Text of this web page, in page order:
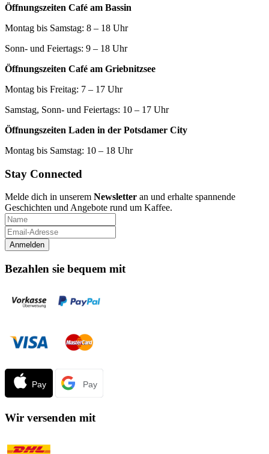
Öffnungszeiten Café am Bassin
Montag bis Samstag: 8 – 18 Uhr
Sonn- und Feiertags: 9 – 18 Uhr
Öffnungszeiten Café am Griebnitzsee
Montag bis Freitag: 7 – 17 Uhr
Samstag, Sonn- und Feiertags: 10 – 17 Uhr
Öffnungszeiten Laden in der Potsdamer City
Montag bis Samstag: 10 – 18 Uhr
Stay Connected
Melde dich in unserem Newsletter an und erhalte spannende
Geschichten und Angebote rund um Kaffee.
Bezahlen sie bequem mit
Wir versenden mit